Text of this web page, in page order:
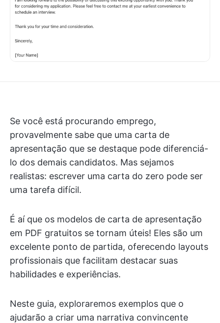
Se você está procurando emprego,
provavelmente sabe que uma carta de
apresentação que se destaque pode diferenciá-
lo dos demais candidatos. Mas sejamos
realistas: escrever uma carta do zero pode ser
uma tarefa difícil.
É aí que os modelos de carta de apresentação
em PDF gratuitos se tornam úteis! Eles são um
excelente ponto de partida, oferecendo layouts
profissionais que facilitam destacar suas
habilidades e experiências.
Neste guia, exploraremos exemplos que o
ajudarão a criar uma narrativa convincente